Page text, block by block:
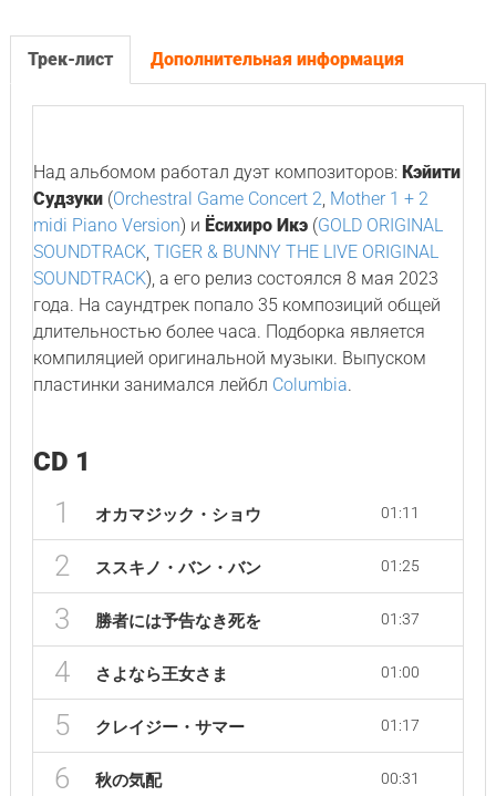
Трек-лист Дополнительная информация
Над альбомом работал дуэт композиторов: Кэйити
Судзуки(Orchestral Game Concert 2, Mother 1 + 2
midi Piano Version) и Ёсихиро Икэ(GOLD ORIGINAL
SOUNDTRACK, TIGER & BUNNY THE LIVE ORIGINAL
SOUNDTRACK), а его релиз состоялся 8 мая 2023
года. На саундтрек попало 35 композиций общей
длительностью более часа. Подборка является
компиляцией оригинальной музыки. Выпуском
пластинки занимался лейбл Columbia.
CD 1
1 オカマジック・ショウ 01:11
2 ススキノ・バン・バン 01:25
3 勝者には予告なき死を 01:37
4 さよなら王女さま 01:00
5 クレイジー・サマー 01:17
6 秋の気配 00:31